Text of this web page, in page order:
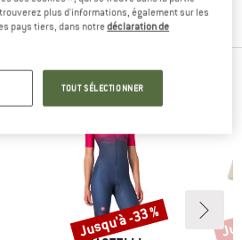
POUR VOUS
Remise
Jusqu'à -33 %
plus d'informations, également sur les
pays tiers, dans notredéclaration de
TOUT SÉLECTIONNER